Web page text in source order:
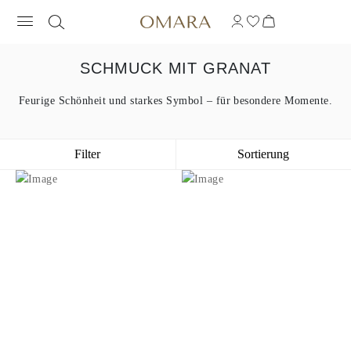
SCHMUCK MIT GRANAT
Feurige Schönheit und starkes Symbol – für besondere Momente.
Filter Sortierung